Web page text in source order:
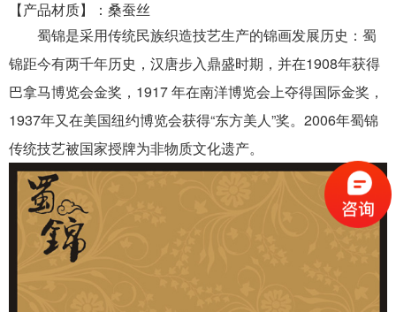
【产品材质】：桑蚕丝
蜀锦是采用传统民族织造技艺生产的锦画发展历史： 蜀
锦距今有两千年历史，汉唐步入鼎盛时期，并在1908年获得
巴拿马博览会金奖，1917 年在南洋博览会上夺得国际金奖，
1937年又在美国纽约博览会获得“东方美人”奖。2006年蜀锦
传统技艺被国家授牌为非物质文化遗产。